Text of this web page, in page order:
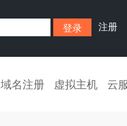
注册
域名注册 虚拟主机 云